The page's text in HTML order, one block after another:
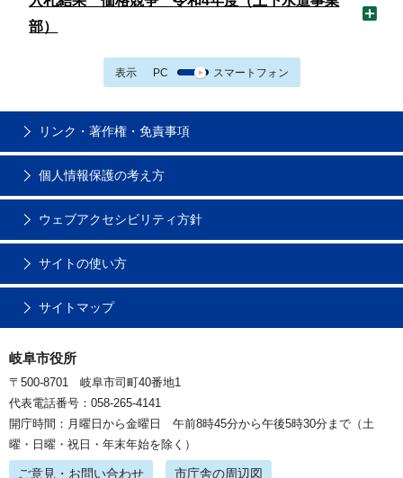
部）
表示 PC スマートフォン
リンク・著作権・免責事項
個人情報保護の考え方
ウェブアクセシビリティ方針
サイトの使い方
サイトマップ
岐阜市役所
〒500-8701 岐阜市司町40番地1
代表電話番号：058-265-4141
開庁時間：月曜日から金曜日 午前8時45分から午後5時30分まで（土
曜・日曜・祝日・年末年始を除く）
ご意見・お問い合わせ 市庁舎の周辺図